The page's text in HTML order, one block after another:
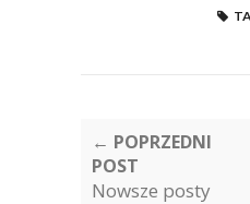
← POPRZEDNI
POST
Nowsze posty